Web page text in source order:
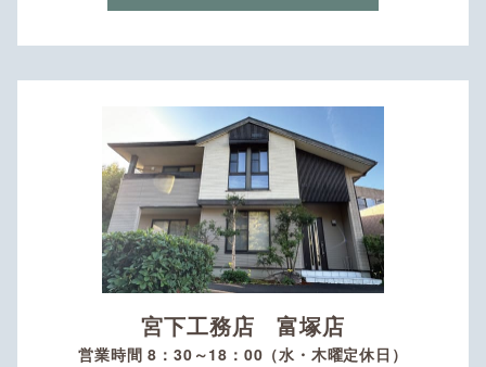
宮下工務店 富塚店
営業時間 8：30～18：00（水・木曜定休日）